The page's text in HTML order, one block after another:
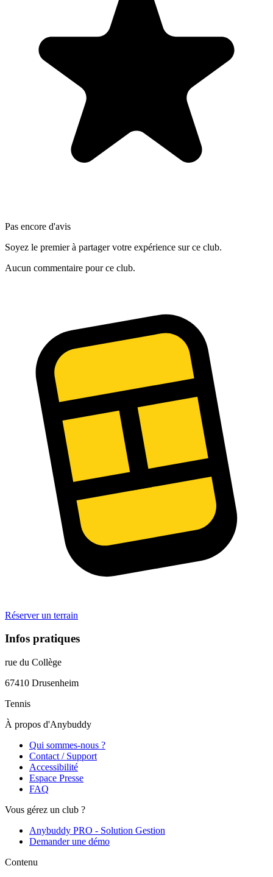
Pas encore d'avis
Soyez le premier à partager votre expérience sur ce club.
Aucun commentaire pour ce club.
Réserver un terrain
Infos pratiques
rue du Collège
67410 Drusenheim
Tennis
À propos d'Anybuddy
Qui sommes-nous ?
Contact / Support
Accessibilité
Espace Presse
FAQ
Vous gérez un club ?
Anybuddy PRO - Solution Gestion
Demander une démo
Contenu